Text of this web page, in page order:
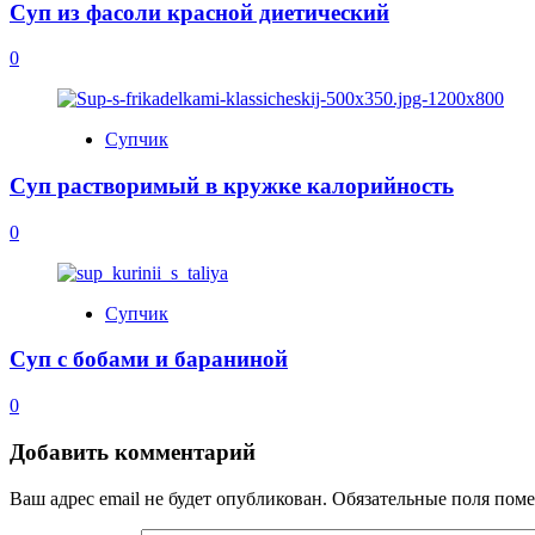
Суп из фасоли красной диетический
0
Супчик
Суп растворимый в кружке калорийность
0
Супчик
Суп с бобами и бараниной
0
Добавить комментарий
Ваш адрес email не будет опубликован. Обязательные поля